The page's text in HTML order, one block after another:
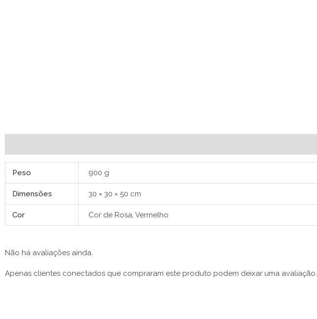
Peso 900 g
Dimensões 30 × 30 × 50 cm
Cor Cor de Rosa, Vermelho
Não há avaliações ainda.
Apenas clientes conectados que compraram este produto podem deixar uma avaliação.